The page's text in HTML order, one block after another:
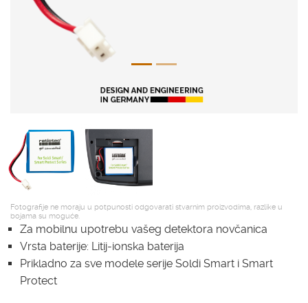
Fotografije ne moraju u potpunosti odgovarati stvarnim proizvodima, razlike u
bojama su moguće.
Za mobilnu upotrebu vašeg detektora novčanica
Vrsta baterije: Litij-ionska baterija
Prikladno za sve modele serije Soldi Smart i Smart
Protect